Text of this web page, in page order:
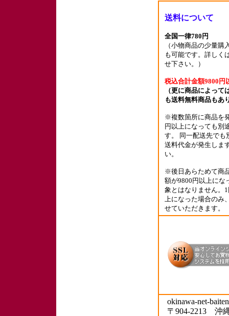
送料について
全国一律780円
（小物商品の少量購
も可能です。詳しく
せ下さい。）
税込合計金額9800円
（更に商品によって
も送料無料商品もあ
※複数箇所に商品を
円以上になっても別
す。 同一配送先でも
送料代金が発生しま
い。
※後日あらためて商
額が9800円以上にな
象とはなりません。
上になった場合のみ
せていただきます。
okinawa-net-
〒904-2213 沖